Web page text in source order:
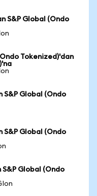
S&P Global (Ondo
Tokenized)'dan
S&P Global (Ondo
Global (Ondo
Global (Ondo